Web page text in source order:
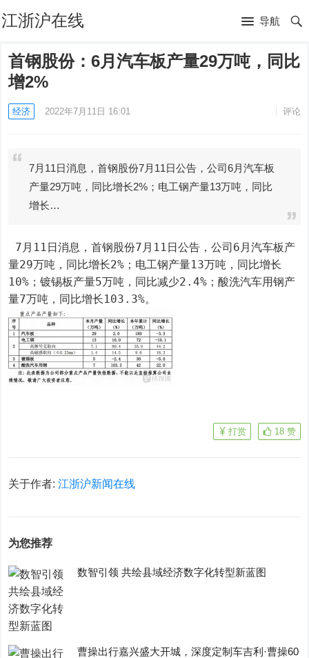
江浙沪在线 导航
首钢股份：6月汽车板产量29万吨，同比
增2%
经济 2022年7月11日 16:01 评论
7月11日消息，首钢股份7月11日公告，公司6月汽车板
产量29万吨，同比增长2%；电工钢产量13万吨，同比
增长…
量29万吨，同比增长2%；电工钢产量13万吨，同比增长
10%；镀锡板产量5万吨，同比减少2.4%；酸洗汽车用钢产
量7万吨，同比增长103.3%。
18 赞
打赏
关于作者:江浙沪新闻在线
为您推荐
数智引领 共绘县域经济数字化转型新蓝图
曹操出行嘉兴盛大开城，深度定制车吉利·曹操60